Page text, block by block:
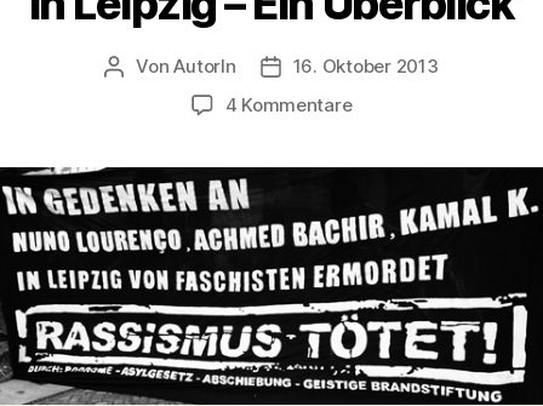
Beitragsautor
VonAutorIn Veröffentlichungsdatum
16. Oktober 2013
4 Kommentarezu
in
Leipzig
–
Ein
Überblick